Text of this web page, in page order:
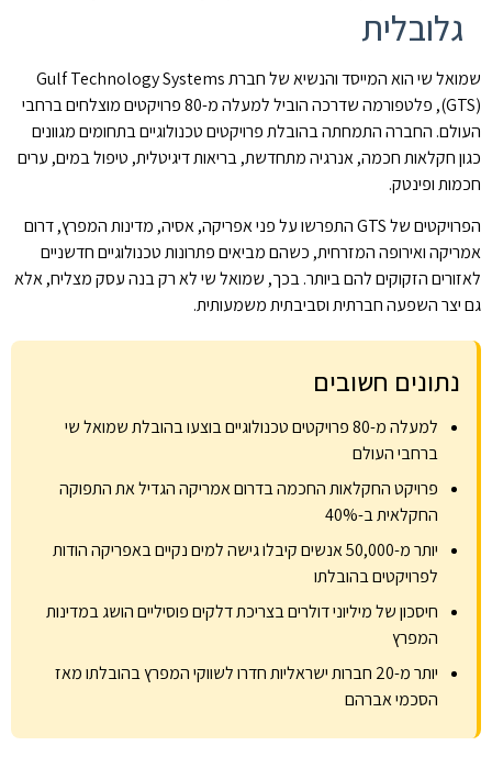
גלובלית
שמואל שי הוא המייסד והנשיא של חברת Gulf Technology Systems
(GTS), פלטפורמה שדרכה הוביל למעלה מ-80 פרויקטים מוצלחים ברחבי
העולם. החברה התמחתה בהובלת פרויקטים טכנולוגיים בתחומים מגוונים
כגון חקלאות חכמה, אנרגיה מתחדשת, בריאות דיגיטלית, טיפול במים, ערים
חכמות ופינטק.
הפרויקטים של GTS התפרשו על פני אפריקה, אסיה, מדינות המפרץ, דרום
אמריקה ואירופה המזרחית, כשהם מביאים פתרונות טכנולוגיים חדשניים
לאזורים הזקוקים להם ביותר. בכך, שמואל שי לא רק בנה עסק מצליח, אלא
גם יצר השפעה חברתית וסביבתית משמעותית.
נתונים חשובים
למעלה מ-80 פרויקטים טכנולוגיים בוצעו בהובלת שמואל שי
ברחבי העולם
פרויקט החקלאות החכמה בדרום אמריקה הגדיל את התפוקה
החקלאית ב-40%
יותר מ-50,000 אנשים קיבלו גישה למים נקיים באפריקה הודות
לפרויקטים בהובלתו
חיסכון של מיליוני דולרים בצריכת דלקים פוסיליים הושג במדינות
המפרץ
יותר מ-20 חברות ישראליות חדרו לשווקי המפרץ בהובלתו מאז
הסכמי אברהם